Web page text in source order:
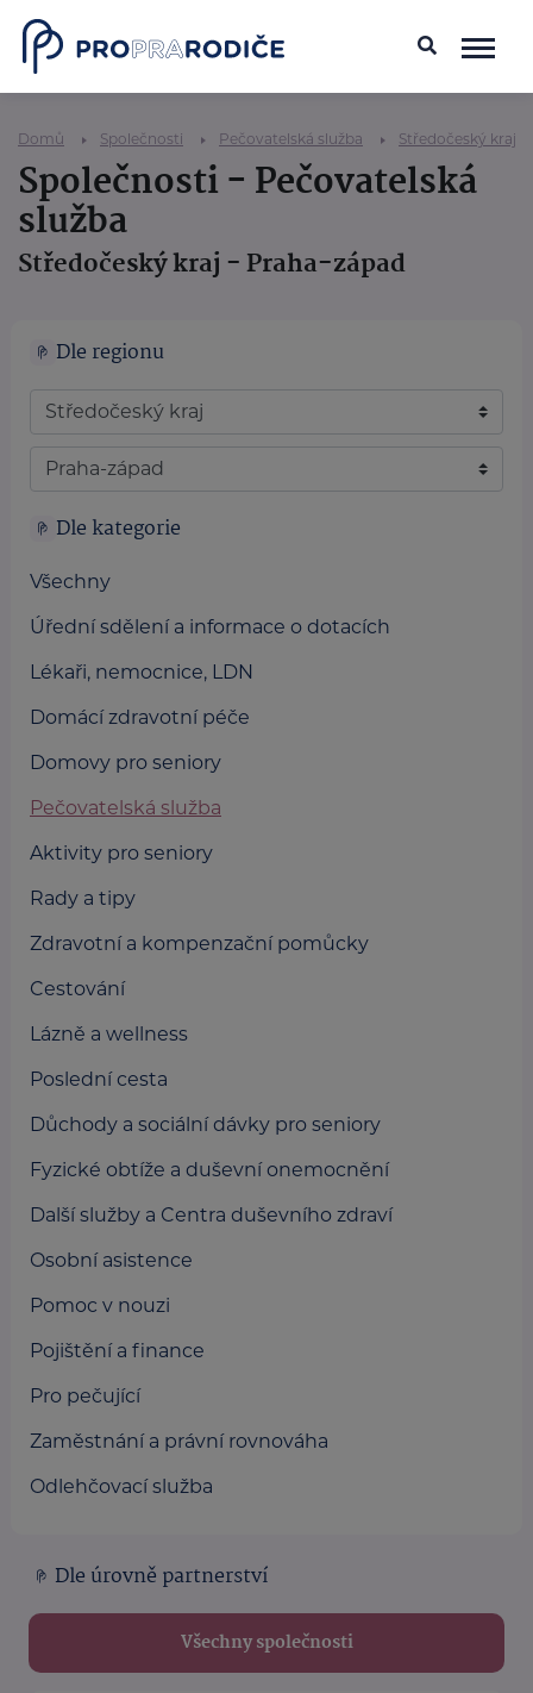
Domů Společnosti Pečovatelská služba Středočeský kraj
Společnosti - Pečovatelská
služba
Středočeský kraj - Praha-západ
Dle regionu
Dle kategorie
Všechny
Úřední sdělení a informace o dotacích
Lékaři, nemocnice, LDN
Domácí zdravotní péče
Domovy pro seniory
Pečovatelská služba
Aktivity pro seniory
Rady a tipy
Zdravotní a kompenzační pomůcky
Cestování
Lázně a wellness
Poslední cesta
Důchody a sociální dávky pro seniory
Fyzické obtíže a duševní onemocnění
Další služby a Centra duševního zdraví
Osobní asistence
Pomoc v nouzi
Pojištění a finance
Pro pečující
Zaměstnání a právní rovnováha
Odlehčovací služba
Dle úrovně partnerství
Všechny společnosti